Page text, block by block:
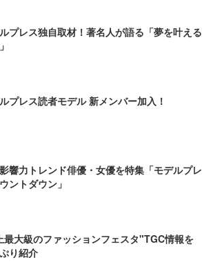
プレス独自取材！著名人が語る「夢を叶える
プレス読者モデル 新メンバー加入！
響力トレンド俳優・女優を特集「モデルプレ
ントダウン」
最大級のファッションフェスタ"TGC情報を
り紹介